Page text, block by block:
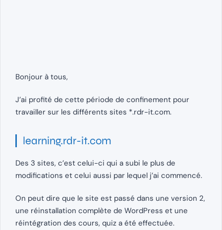
Bonjour à tous,
J’ai profité de cette période de confinement pour
travailler sur les différents sites *.rdr-it.com.
learning.rdr-it.com
Des 3 sites, c’est celui-ci qui a subi le plus de
modifications et celui aussi par lequel j’ai commencé.
On peut dire que le site est passé dans une version 2,
une réinstallation complète de WordPress et une
réintégration des cours, quiz a été effectuée.